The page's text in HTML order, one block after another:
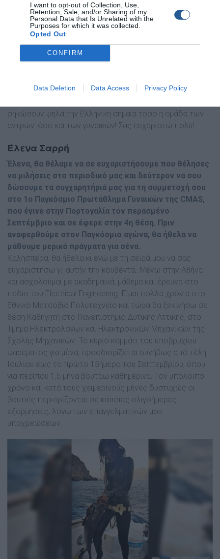
I want to opt-out of Collection, Use,
Retention, Sale, and/or Sharing of my
Personal Data that Is Unrelated with the
Purposes for which it was collected.
Opted Out
CONFIRM
Data Deletion Data Access Privacy Policy
Στη ζωή µου έχω την εξής φιλοσοφία: «µπορώ πάντα και
καλύτερα»! Γενικά έχω απαιτήσεις από τον εαυτό µου,
γιατί ξέρω ότι έχω δυνατότητες για µεγαλύτερες
διακρίσεις. Σε αγωνιστικό επίπεδο όµως, καµιά φορά
παίζουν ρόλο και οι συγκυρίες. Φυσικά και θα ξαναλάβω
µέρος σε παγκόσµιο πρωτάθληµα, σχεδιάζοντας την
προλάβω να κάνω την απαραίτητη αναγνώριση που
σηκώσουν ψηλά την Ελληνική σηµαία τόσο η οµάδα των
αντρών, όσο και των γυναικών! Σας ευχαριστώ πολύ!
Έλενα Σαρρή
Έλενα, θα θέλαµε να σε ευχαριστήσουµε που θέλησες
να µιλήσεις στο περιοδικό µας και δεύτερον να σου
δώσουµε τα συγχαρητήριά µας για τη συµµετοχή σου
στο 1ο Παγκόσµιο Πρωτάθληµα Γυναικών της CMAS,
που έγινε στην Πορτογαλία τον περασµένο
Σεπτέµβριο και σε έφερε στην 4η θέση. Πριν
αναφερθούµε στον Παγκόσµιο αγώνα, θα ήθελα να
µάθουµε µερικά πράγµατα για σένα.
Καλησπέρα, θα ήθελα κι εγώ µε τη σειρά µου να σας
ευχαριστήσω γι’ αυτήν την κουβέντα. Μένω στην Αθήνα
και ασχολούµαι µε ακαδηµαϊκά, µάθηµα και έρευνα στο
πεδίο του Electrical Engineering. Είµαι πολλά χρόνια στο
Εθνικό Μετσόβιο Πολυτεχνείο και τώρα θα ξεκινήσω σε
θέση Καθηγητή στο Πανεπιστήµιο ∆υτικής Αττικής, στο
Τµήµα Ηλεκτρολόγων και Ηλεκτρονικών Μηχανικών της
Σχολής Μηχανικών. Το κύριο κοµµάτι του υποβρυχίου
ψαρέµατος για µένα, προσδιορίζεται συνήθως από τέλη
Ιουλίου έως το πρώτο 15ήµερο του Σεπτεµβρίου, όπου
για περίπου 1,5 µήνα βουτάω καθηµερινά. Τον υπόλοιπο
χρόνο και κατά τους χειµερινούς µήνες δυστυχώς οι
βουτιές περιορίζονται σε κάποιες ολιγοήµερες
εξορµήσεις, λόγω των επαγγελµατικών µου
υποχρεώσεων.